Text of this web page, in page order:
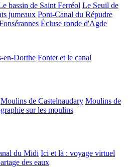
bassin de Saint Ferréol Le Seuil de
jumeaux Pont-Canal du Répudre
Écluse ronde d'Agde
en-Dorthe Fontet et le canal
Moulins de Castelnaudary Moulins de
sur les moulins
du Midi Ici et là : voyage virtuel
des eaux